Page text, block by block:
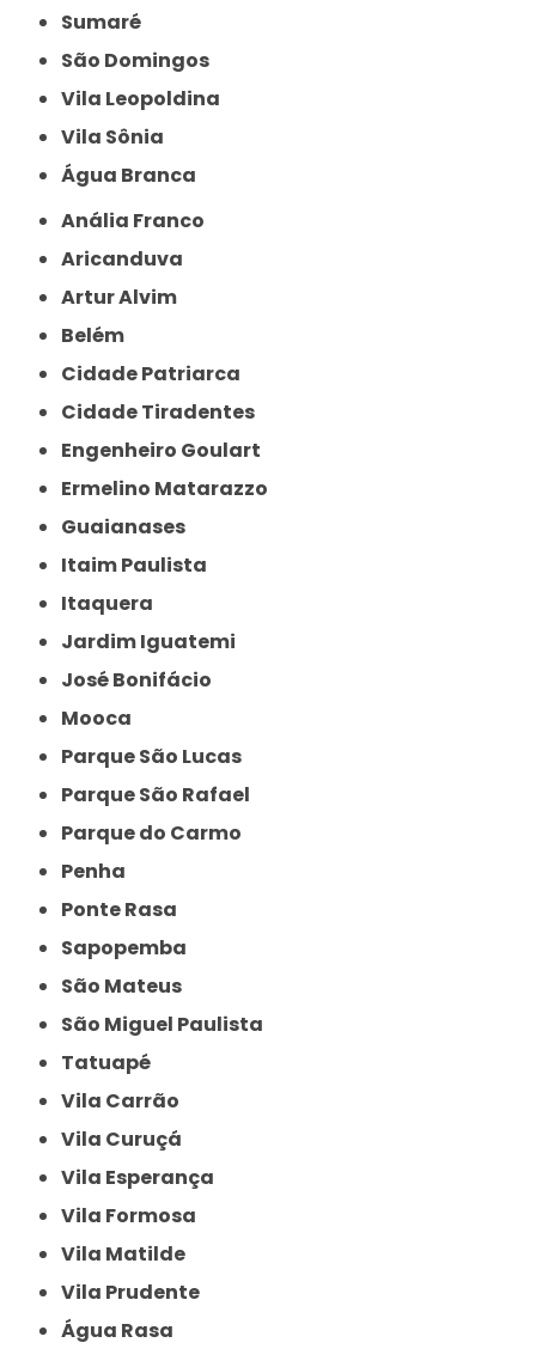
Sumaré
São Domingos
Vila Leopoldina
Vila Sônia
Água Branca
Anália Franco
Aricanduva
Artur Alvim
Belém
Cidade Patriarca
Cidade Tiradentes
Engenheiro Goulart
Ermelino Matarazzo
Guaianases
Itaim Paulista
Itaquera
Jardim Iguatemi
José Bonifácio
Mooca
Parque São Lucas
Parque São Rafael
Parque do Carmo
Penha
Ponte Rasa
Sapopemba
São Mateus
São Miguel Paulista
Tatuapé
Vila Carrão
Vila Curuçá
Vila Esperança
Vila Formosa
Vila Matilde
Vila Prudente
Água Rasa